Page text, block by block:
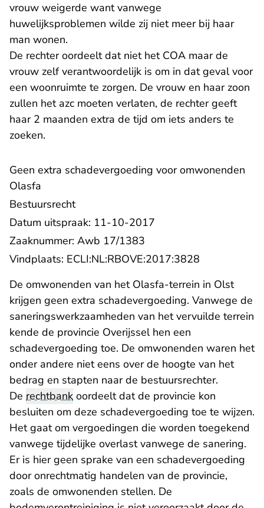
vrouw weigerde want vanwege
huwelijksproblemen wilde zij niet meer bij haar
man wonen.
De rechter oordeelt dat niet het COA maar de
vrouw zelf verantwoordelijk is om in dat geval voor
een woonruimte te zorgen. De vrouw en haar zoon
zullen het azc moeten verlaten, de rechter geeft
haar 2 maanden extra de tijd om iets anders te
zoeken.
Geen extra schadevergoeding voor omwonenden
Olasfa
Bestuursrecht
Datum uitspraak: 11-10-2017
Zaaknummer: Awb 17/1383
Vindplaats: ECLI:NL:RBOVE:2017:3828
De omwonenden van het Olasfa-terrein in Olst
krijgen geen extra schadevergoeding. Vanwege de
saneringswerkzaamheden van het vervuilde terrein
kende de provincie Overijssel hen een
schadevergoeding toe. De omwonenden waren het
onder andere niet eens over de hoogte van het
bedrag en stapten naar de bestuursrechter.
De rechtbank oordeelt dat de provincie kon
besluiten om deze schadevergoeding toe te wijzen.
Het gaat om vergoedingen die worden toegekend
vanwege tijdelijke overlast vanwege de sanering.
Er is hier geen sprake van een schadevergoeding
door onrechtmatig handelen van de provincie,
zoals de omwonenden stellen. De